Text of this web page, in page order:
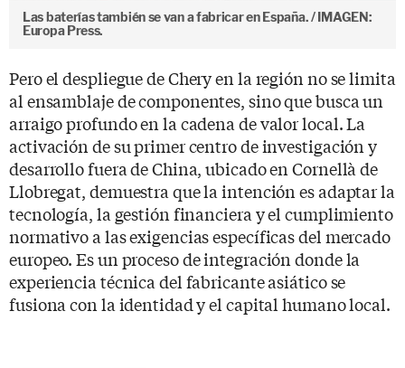
Las baterías también se van a fabricar en España. / IMAGEN:
Europa Press.
Pero el despliegue de Chery en la región no se limita
al ensamblaje de componentes, sino que busca un
arraigo profundo en la cadena de valor local. La
activación de su primer centro de investigación y
desarrollo fuera de China, ubicado en Cornellà de
Llobregat, demuestra que la intención es adaptar la
tecnología, la gestión financiera y el cumplimiento
normativo a las exigencias específicas del mercado
europeo. Es un proceso de integración donde la
experiencia técnica del fabricante asiático se
fusiona con la identidad y el capital humano local.